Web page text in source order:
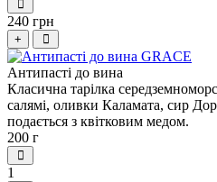
240 грн
+
Антипасті до вина
Класична тарілка
салямі, оливки Каламата, сир
подається з квітковим медом.
200 г
1